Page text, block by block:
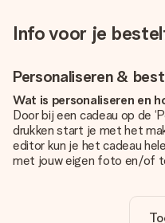
Info voor je
Personaliseren &
Wat is personaliseren en
Door bij een cadeau op de
drukken start je met het
editor kun je het cadeau
met jouw eigen foto en/of